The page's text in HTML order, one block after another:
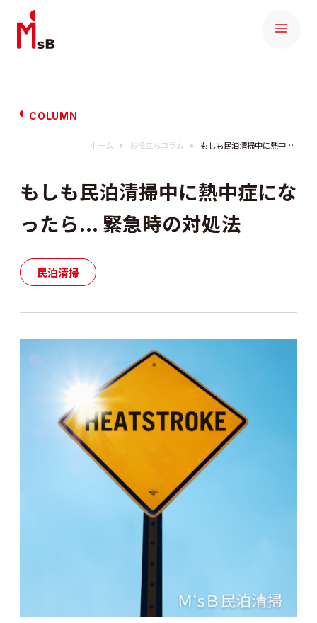
COLUMN
ホーム お役立ちコラム もしも民泊清掃中に熱中症になったら... 緊急時の対処法
もしも民泊清掃中に熱中症にな
ったら... 緊急時の対処法
民泊清掃